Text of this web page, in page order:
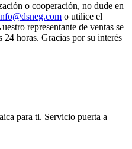
o cooperación, no dude en
o utilice el
representante de ventas se
24 horas. Gracias por su interés
para ti. Servicio puerta a